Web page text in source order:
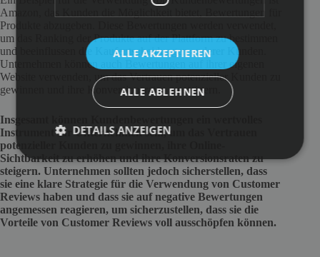
Amazon, das Kunden die Möglichkeit bietet, Bewertungen für
Produkte abzugeben. Diese Bewertungen werden verwendet,
um das Ranking der Produkte auf der Plattform zu bestimmen
und beeinflussen die Kaufentscheidungen anderer Kunden.
Unternehmen können auch Bewertungen auf ihrer eigenen
Website verwenden, um das Vertrauen potenzieller Kunden zu
gewinnen und ihre Konversionsraten zu steigern.
Insgesamt können Kundenbewertungen ein wertvolles
Instrument für Unternehmen sein, um das Vertrauen
potenzieller Kunden zu gewinnen, ihre Online-
Sichtbarkeit zu erhöhen und ihre Konversionsraten zu
steigern. Unternehmen sollten jedoch sicherstellen, dass
sie eine klare Strategie für die Verwendung von Customer
Reviews haben und dass sie auf negative Bewertungen
angemessen reagieren, um sicherzustellen, dass sie die
Vorteile von Customer Reviews voll ausschöpfen können.
ALLE AKZEPTIEREN
ALLE ABLEHNEN
DETAILS ANZEIGEN